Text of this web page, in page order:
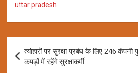
uttar pradesh
Post
navigation
त्योहारों पर सुरक्षा प्रबंध के लिए 246
कपड़ों में रहेंगे सुरक्षाकर्मी